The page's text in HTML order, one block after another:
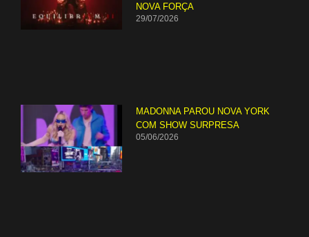
NOVA FORÇA
29/07/2026
MADONNA PAROU NOVA YORK
COM SHOW SURPRESA
05/06/2026